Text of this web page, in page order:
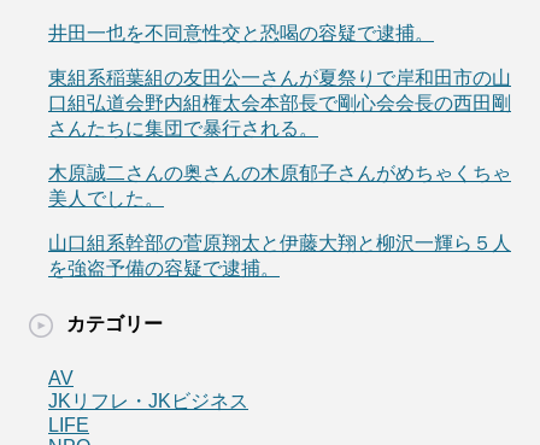
井田一也を不同意性交と恐喝の容疑で逮捕。
東組系稲葉組の友田公一さんが夏祭りで岸和田市の山
口組弘道会野内組権太会本部長で剛心会会長の西田剛
さんたちに集団で暴行される。
木原誠二さんの奥さんの木原郁子さんがめちゃくちゃ
美人でした。
山口組系幹部の菅原翔太と伊藤大翔と柳沢一輝ら５人
を強盗予備の容疑で逮捕。
カテゴリー
AV
JKリフレ・JKビジネス
LIFE